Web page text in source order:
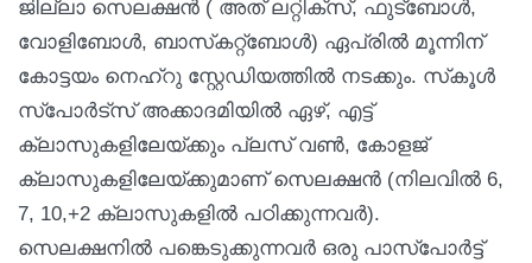
ജില്ലാ സെലക്ഷൻ ( അത് ലറ്റിക്സ്, ഫുട്ബോൾ,
വോളിബോൾ, ബാസ്‌കറ്റ്ബോൾ) ഏപ്രിൽ മൂന്നിന്
കോട്ടയം നെഹ്‌റു സ്റ്റേഡിയത്തിൽ നടക്കും. സ്‌കൂൾ
സ്പോർട്സ് അക്കാദമിയിൽ ഏഴ്, എട്ട്
ക്ലാസുകളിലേയ്ക്കും പ്ലസ് വൺ, കോളജ്
ക്ലാസുകളിലേയ്ക്കുമാണ് സെലക്ഷൻ (നിലവിൽ 6,
7, 10,+2 ക്ലാസുകളിൽ പഠിക്കുന്നവർ).
സെലക്ഷനിൽ പങ്കെടുക്കുന്നവർ ഒരു പാസ്പോർട്ട്